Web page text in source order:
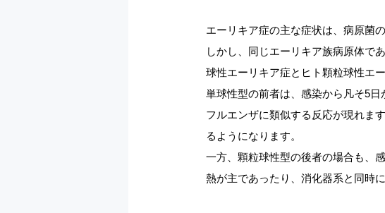
エーリキア症の主な症状は、病原菌
しかし、同じエーリキア族病原体で
球性エーリキア症とヒト顆粒球性エ
単球性型の前者は、感染から凡そ5
フルエンザに類似する反応が現れま
るようになります。
一方、顆粒球性型の後者の場合も、
熱が主であったり、消化器系と同時